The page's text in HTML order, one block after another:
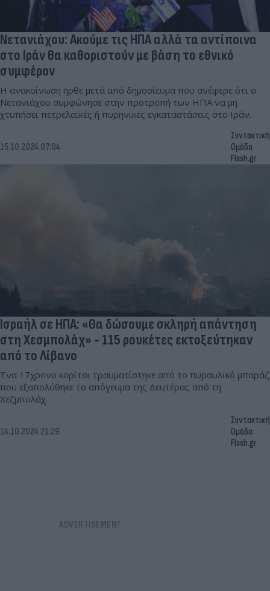
Νετανιάχου: Ακούμε τις ΗΠΑ αλλά τα αντίποινα
στο Ιράν θα καθοριστούν με βάση το εθνικό
συμφέρον
Η ανακοίνωση ήρθε μετά από δημοσίευμα που ανέφερε ότι ο
Νετανιάχου συμφώνησε στην προτροπή των ΗΠΑ να μη
χτυπήσει πετρελαϊκές ή πυρηνικές εγκαταστάσεις στο Ιράν.
15.10.2024 07:04
Συντακτική
Ομάδα
Flash.gr
Ισραήλ σε ΗΠΑ: «Θα δώσουμε σκληρή απάντηση
στη Χεσμπολάχ» - 115 ρουκέτες εκτοξεύτηκαν
από το Λίβανο
Ένα 17χρονο κορίτσι τραυματίστηκε από το πυραυλικό μπαράζ
που εξαπολύθηκε το απόγευμα της Δευτέρας από τη
Χεζμπολάχ.
14.10.2024 21:29
Συντακτική
Ομάδα
Flash.gr